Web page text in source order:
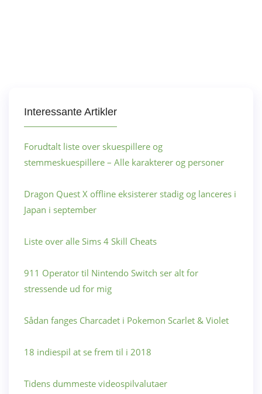
Interessante Artikler
Forudtalt liste over skuespillere og
stemmeskuespillere – Alle karakterer og personer
Dragon Quest X offline eksisterer stadig og lanceres i
Japan i september
Liste over alle Sims 4 Skill Cheats
911 Operator til Nintendo Switch ser alt for
stressende ud for mig
Sådan fanges Charcadet i Pokemon Scarlet & Violet
18 indiespil at se frem til i 2018
Tidens dummeste videospilvalutaer